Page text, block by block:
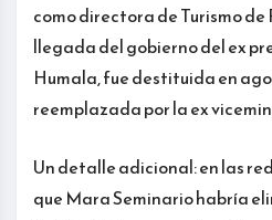
como directora de Turismo de
llegada del gobierno del ex
Humala, fue destituida en
reemplazada por la ex
Un detalle adicional: en las
que Mara Seminario habría